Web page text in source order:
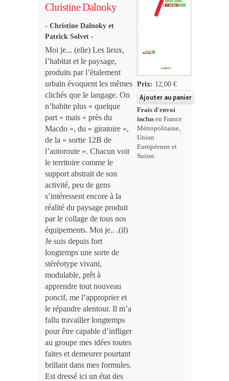
Christine Dalnoky
- Christine Dalnoky et
Patrick Solvet -
Moi je... (elle) Les lieux,
l’habitat et le paysage,
produits par l’étalement
urbain évoquent les mêmes
clichés que le langage. On
n’habite plus « quelque
part » mais « près du
Macdo », du « giratoire »,
de la « sortie 12B de
l’autoroute ». Chacun voit
le territoire comme le
support abstrait de son
activité, peu de gens
s’intéressent encore à la
réalité du paysage produit
par le collage de tous nos
équipements. Moi je.. .(il)
Je suis depuis fort
longtemps une sorte de
stéréotype vivant,
modulable, prêt à
apprendre tout nouveau
poncif, me l’approprier et
le répandre alentour. Il m’a
fallu travailler longtemps
pour être capable d’infliger
au groupe mes idées toutes
faites et demeurer pourtant
brillant dans mes formules.
Est dressé ici un état des
Prix: 12,00 €
Frais d'envoi
inclus en France
Métropolitaine,
Union
Européenne et
Suisse.